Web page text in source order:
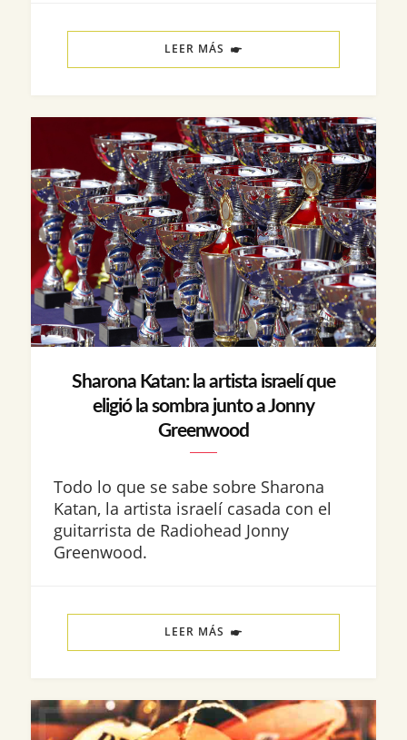
LEER MÁS
Sharona Katan: la artista israelí que
eligió la sombra junto a Jonny
Greenwood
Todo lo que se sabe sobre Sharona
Katan, la artista israelí casada con el
guitarrista de Radiohead Jonny
Greenwood.
LEER MÁS